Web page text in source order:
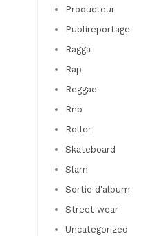
Producteur
Publireportage
Ragga
Rap
Reggae
Rnb
Roller
Skateboard
Slam
Sortie d'album
Street wear
Uncategorized